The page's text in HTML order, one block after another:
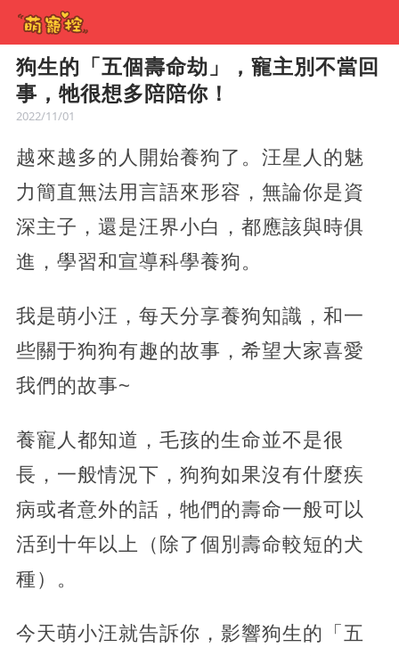
狗生的「五個壽命劫」，寵主別不當回
事，牠很想多陪陪你！
2022/11/01
越來越多的人開始養狗了。汪星人的魅
力簡直無法用言語來形容，無論你是資
深主子，還是汪界小白，都應該與時俱
進，學習和宣導科學養狗。
我是萌小汪，每天分享養狗知識，和一
些關于狗狗有趣的故事，希望大家喜愛
我們的故事~
養寵人都知道，毛孩的生命並不是很
長，一般情況下，狗狗如果沒有什麼疾
病或者意外的話，牠們的壽命一般可以
活到十年以上（除了個別壽命較短的犬
種）。
今天萌小汪就告訴你，影響狗生的「五